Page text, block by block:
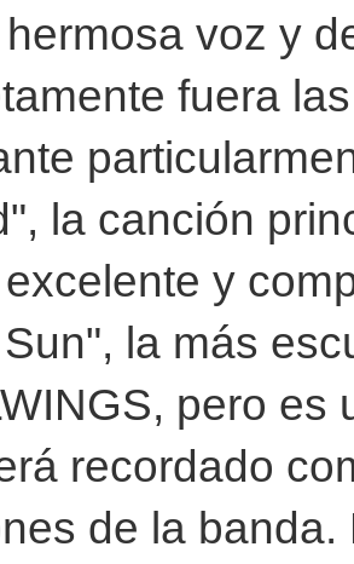
voz y
fuera
la canción
y
la más
pero
recordado
de la